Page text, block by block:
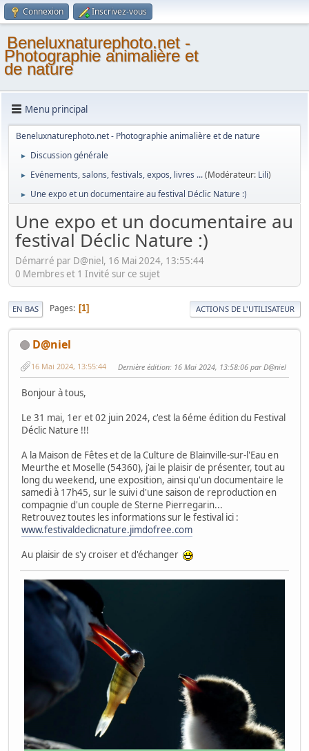
Connexion Inscrivez-vous
Beneluxnaturephoto.net -
Photographie animalière et
de nature
Menu principal
Beneluxnaturephoto.net - Photographie animalière et de nature
► Discussion générale
► Evénements, salons, festivals, expos, livres ...(Modérateur: Lili)
► Une expo et un documentaire au festival Déclic Nature :)
Une expo et un documentaire au
festival Déclic Nature :)
Démarré par D@niel, 16 Mai 2024, 13:55:44
0 Membres et 1 Invité sur ce sujet
EN BAS Pages 1 ACTIONS DE L'UTILISATEUR
D@niel
16 Mai 2024, 13:55:44 Dernière édition: 16 Mai 2024, 13:58:06 par D@niel
Bonjour à tous,
Le 31 mai, 1er et 02 juin 2024, c'est la 6éme édition du Festival
Déclic Nature !!!
A la Maison de Fêtes et de la Culture de Blainville-sur-l'Eau en
Meurthe et Moselle (54360), j'ai le plaisir de présenter, tout au
long du weekend, une exposition, ainsi qu'un documentaire le
samedi à 17h45, sur le suivi d'une saison de reproduction en
compagnie d'un couple de Sterne Pierregarin...
Retrouvez toutes les informations sur le festival ici :
www.festivaldeclicnature.jimdofree.com
Au plaisir de s'y croiser et d'échanger